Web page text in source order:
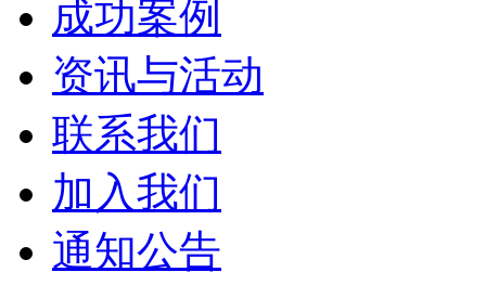
成功案例
资讯与活动
联系我们
加入我们
通知公告